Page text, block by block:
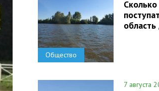
Общество
7 августа